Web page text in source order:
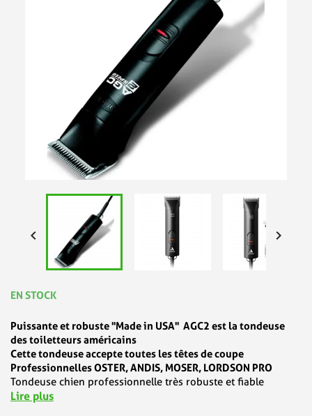
 
EN STOCK
Puissante et robuste "Made in USA" AGC2 est la tondeuse
des toiletteurs américains
Cette tondeuse accepte toutes les têtes de coupe
Professionnelles OSTER, ANDIS, MOSER, LORDSON PRO
Tondeuse chien professionnelle très robuste et fiable
Lire plus